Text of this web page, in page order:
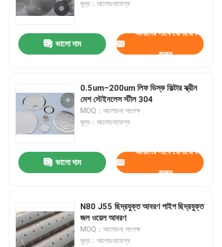
মূল্য：আলোচনাযোগ্য
ভালো দাম
আমাদের সাথে যোগাযোগ
করুন
0.5um–200um লিফ ডিস্ক ফিল্টার স্ক্রীন
মেশ স্টেইনলেস স্টীল 304
MOQ：আলোচনা সাপেক্ষ
মূল্য：আলোচনাযোগ্য
ভালো দাম
আমাদের সাথে যোগাযোগ
করুন
N80 J55 ছিদ্রযুক্ত আবরণ পাইপ ছিদ্রযুক্ত
জল ওয়েল আবরণ
MOQ：আলোচনা সাপেক্ষ
মূল্য：আলোচনাযোগ্য